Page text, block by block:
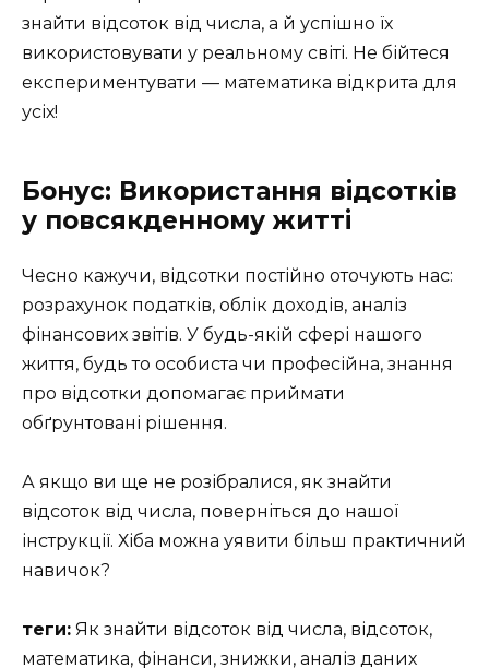
знайти відсоток від числа, а й успішно їх
використовувати у реальному світі. Не бійтеся
експериментувати — математика відкрита для
усіх!
Бонус: Використання відсотків
у повсякденному житті
Чесно кажучи, відсотки постійно оточують нас:
розрахунок податків, облік доходів, аналіз
фінансових звітів. У будь-якій сфері нашого
життя, будь то особиста чи професійна, знання
про відсотки допомагає приймати
обґрунтовані рішення.
А якщо ви ще не розібралися, як знайти
відсоток від числа, поверніться до нашої
інструкції. Хіба можна уявити більш практичний
навичок?
теги: Як знайти відсоток від числа, відсоток,
математика, фінанси, знижки, аналіз даних